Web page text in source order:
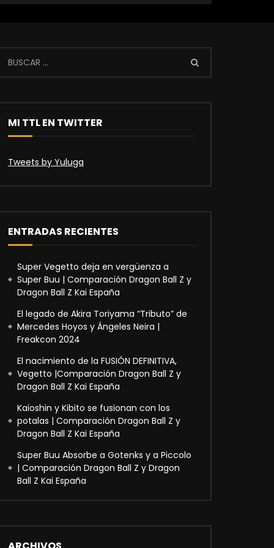
MI TTL EN TWITTER
Tweets by Yuluga
ENTRADAS RECIENTES
Super Vegetto deja en vergüenza a
Super Buu | Comparación Dragon Ball Z y
Dragon Ball Z Kai España
El legado de Akira Toriyama “Tributo” de
Mercedes Hoyos y Ángeles Neira |
Freakcon 2024
El nacimiento de la FUSIÓN DEFINITIVA,
Vegetto |Comparación Dragon Ball Z y
Dragon Ball Z Kai España
Kaioshin y Kibito se fusionan con los
potalas | Comparación Dragon Ball Z y
Dragon Ball Z Kai España
Super Buu Absorbe a Gotenks y a Piccolo
| Comparación Dragon Ball Z y Dragon
Ball Z Kai España